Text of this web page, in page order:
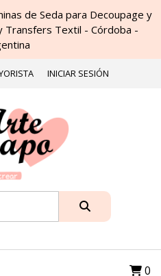
de Seda para Decoupage y
Transfers Textil - Córdoba -
INICIAR SESIÓN
0